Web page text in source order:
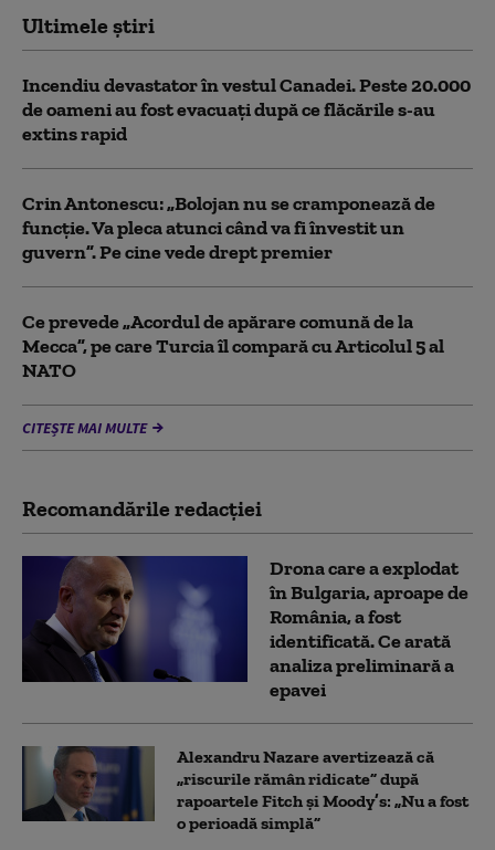
Ultimele știri
Incendiu devastator în vestul Canadei. Peste 20.000
de oameni au fost evacuați după ce flăcările s-au
extins rapid
Crin Antonescu: „Bolojan nu se cramponează de
funcție. Va pleca atunci când va fi învestit un
guvern”. Pe cine vede drept premier
Ce prevede „Acordul de apărare comună de la
Mecca”, pe care Turcia îl compară cu Articolul 5 al
NATO
CITEȘTE MAI MULTE
Recomandările redacţiei
Drona care a explodat
în Bulgaria, aproape de
România, a fost
identificată. Ce arată
analiza preliminară a
epavei
Alexandru Nazare avertizează că
„riscurile rămân ridicate” după
rapoartele Fitch și Moody’s: „Nu a fost
o perioadă simplă”